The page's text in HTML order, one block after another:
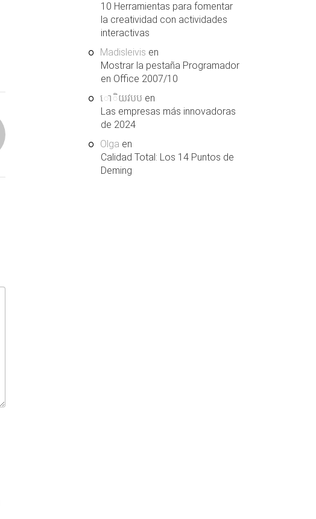
10 Herramientas para fomentar
la creatividad con actividades
interactivas
Madisleivis en
Mostrar la pestaña Programador
en Office 2007/10
ោិយវបប en
Las empresas más innovadoras
de 2024
Olga en
Calidad Total: Los 14 Puntos de
Deming